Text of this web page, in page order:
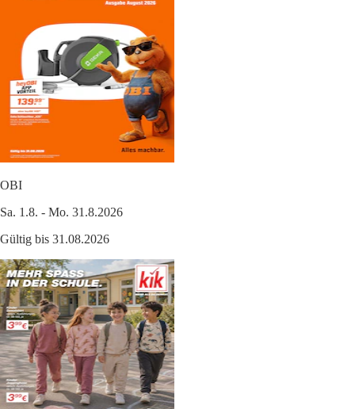
OBI
Sa. 1.8. - Mo. 31.8.2026
Gültig bis 31.08.2026